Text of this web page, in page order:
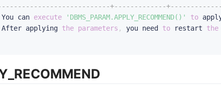
+-------------+-------------
You can execute 'DBMS_PARAM.APPLY_RECOMMEND()' to
applying
the parameters , you need to restart the